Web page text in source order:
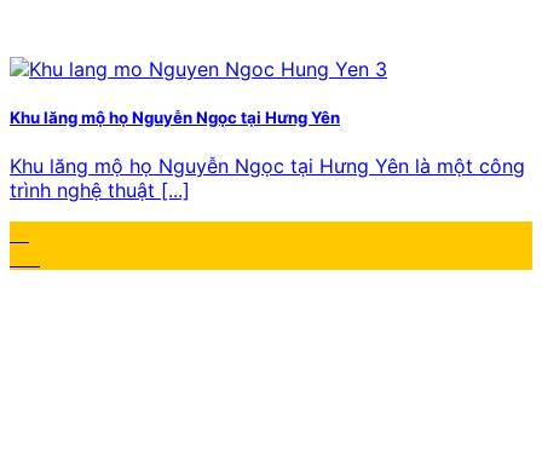
Khu lăng mộ họ Nguyễn Ngọc tại Hưng Yên
Khu lăng mộ họ Nguyễn Ngọc tại Hưng Yên là một công
trình nghệ thuật [...]